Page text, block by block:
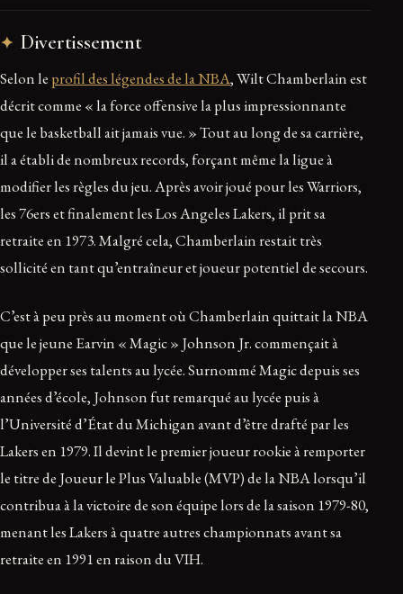
Divertissement
Selon le profil des légendes de la NBA, Wilt Chamberlain est
décrit comme « la force offensive la plus impressionnante
que le basketball ait jamais vue. » Tout au long de sa carrière,
il a établi de nombreux records, forçant même la ligue à
modifier les règles du jeu. Après avoir joué pour les Warriors,
les 76ers et finalement les Los Angeles Lakers, il prit sa
retraite en 1973. Malgré cela, Chamberlain restait très
sollicité en tant qu’entraîneur et joueur potentiel de secours.
C’est à peu près au moment où Chamberlain quittait la NBA
que le jeune Earvin « Magic » Johnson Jr. commençait à
développer ses talents au lycée. Surnommé Magic depuis ses
années d’école, Johnson fut remarqué au lycée puis à
l’Université d’État du Michigan avant d’être drafté par les
Lakers en 1979. Il devint le premier joueur rookie à remporter
le titre de Joueur le Plus Valuable (MVP) de la NBA lorsqu’il
contribua à la victoire de son équipe lors de la saison 1979-80,
menant les Lakers à quatre autres championnats avant sa
retraite en 1991 en raison du VIH.